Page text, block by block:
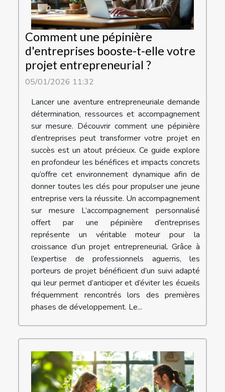
Comment une pépinière
d'entreprises booste-t-elle votre
projet entrepreneurial ?
05/01/2026 11:32
Lancer une aventure entrepreneuriale demande
détermination, ressources et accompagnement
sur mesure. Découvrir comment une pépinière
d’entreprises peut transformer votre projet en
succès est un atout précieux. Ce guide explore
en profondeur les bénéfices et impacts concrets
qu’offre cet environnement dynamique afin de
donner toutes les clés pour propulser une jeune
entreprise vers la réussite. Un accompagnement
sur mesure L’accompagnement personnalisé
offert par une pépinière d’entreprises
représente un véritable moteur pour la
croissance d’un projet entrepreneurial. Grâce à
l’expertise de professionnels aguerris, les
porteurs de projet bénéficient d’un suivi adapté
qui leur permet d’anticiper et d’éviter les écueils
fréquemment rencontrés lors des premières
phases de développement. Le...